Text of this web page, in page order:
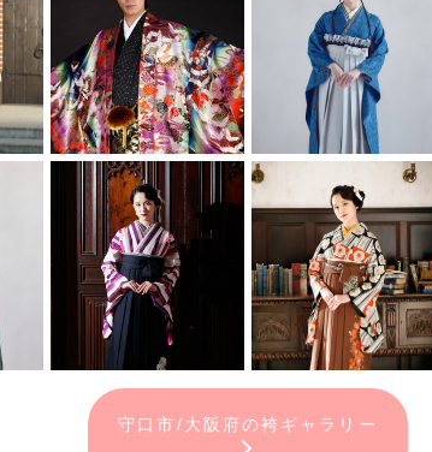
守口市/大阪府の袴ギャラリー